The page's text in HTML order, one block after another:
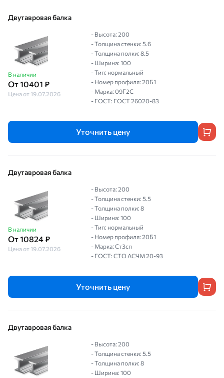
Двутавровая балка
В наличии
От 10401 ₽
Цена от 19.07.2026
- Высота: 200
- Толщина стенки: 5.6
- Толщина полки: 8.5
- Ширина: 100
- Тип: нормальный
- Номер профиля: 20Б1
- Марка: 09Г2С
- ГОСТ: ГОСТ 26020-83
Уточнить цену
Двутавровая балка
В наличии
От 10824 ₽
Цена от 19.07.2026
- Высота: 200
- Толщина стенки: 5.5
- Толщина полки: 8
- Ширина: 100
- Тип: нормальный
- Номер профиля: 20Б1
- Марка: Ст3сп
- ГОСТ: СТО АСЧМ 20-93
Уточнить цену
Двутавровая балка
- Высота: 200
- Толщина стенки: 5.5
- Толщина полки: 8
- Ширина: 100